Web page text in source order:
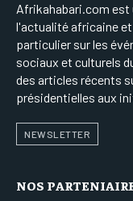
Afrikahabari.com est
l'actualité africaine
particulier sur les
sociaux et culturels
des articles récents
présidentielles aux
NEWSLETTER
NOS